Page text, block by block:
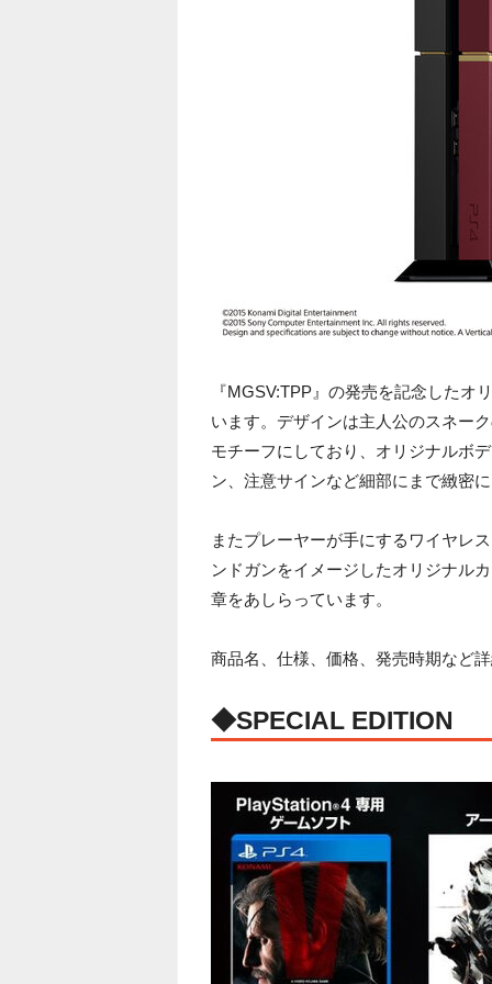
『MGSV:TPP』の発売を記念したオ
います。デザインは主人公のスネー
モチーフにしており、オリジナルボ
ン、注意サインなど細部にまで緻密
またプレーヤーが手にするワイヤレ
ンドガンをイメージしたオリジナル
章をあしらっています。
商品名、仕様、価格、発売時期など
◆SPECIAL EDITION